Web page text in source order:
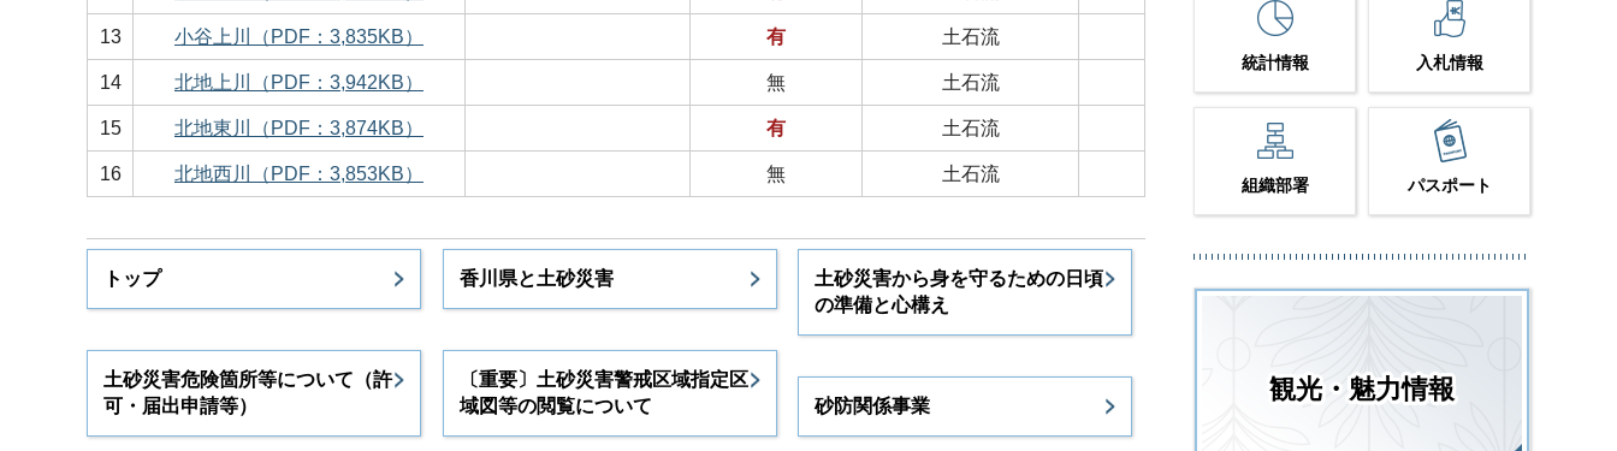
13 小谷上川（PDF：3,835KB） 有 土石流
14 北地上川（PDF：3,942KB） 無 土石流
15 北地東川（PDF：3,874KB） 有 土石流
16 北地西川（PDF：3,853KB） 無 土石流
トップ
土砂災害危険箇所等について（許
可・届出申請等）
香川県と土砂災害
〔重要〕土砂災害警戒区域指定区
域図等の閲覧について
土砂災害から身を守るための日頃
の準備と心構え
砂防関係事業
統計情報 入札情報
組織部署 パスポート
観光・魅力情報